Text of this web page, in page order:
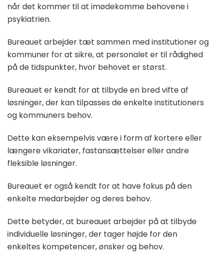
når det kommer til at imødekomme behovene i
psykiatrien.
Bureauet arbejder tæt sammen med institutioner og
kommuner for at sikre, at personalet er til rådighed
på de tidspunkter, hvor behovet er størst.
Bureauet er kendt for at tilbyde en bred vifte af
løsninger, der kan tilpasses de enkelte institutioners
og kommuners behov.
Dette kan eksempelvis være i form af kortere eller
længere vikariater, fastansættelser eller andre
fleksible løsninger.
Bureauet er også kendt for at have fokus på den
enkelte medarbejder og deres behov.
Dette betyder, at bureauet arbejder på at tilbyde
individuelle løsninger, der tager højde for den
enkeltes kompetencer, ønsker og behov.